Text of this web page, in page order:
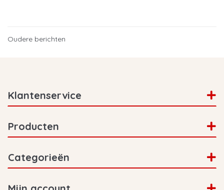
Oudere berichten
Klantenservice
Producten
Categorieën